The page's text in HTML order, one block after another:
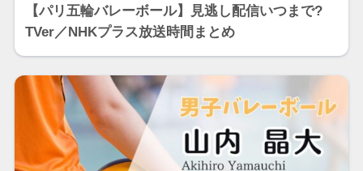
【パリ五輪バレーボール】見逃し配信いつまで?
TVer／NHKプラス放送時間まとめ